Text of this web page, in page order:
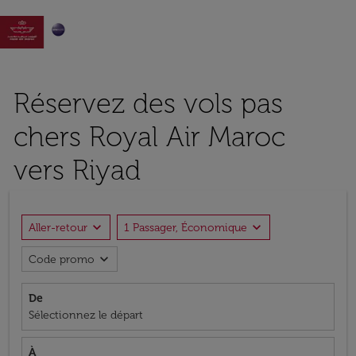

Réservez des vols pas
chers Royal Air Maroc
vers Riyad
Aller-retour expand_more 1 Passager, Économique expand_more
Code promo expand_more
De
Sélectionnez le départ
À